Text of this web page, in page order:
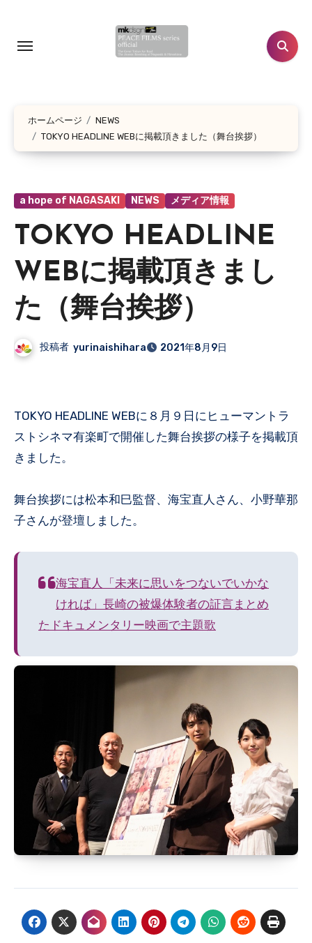
ホームページ
NEWS
TOKYO HEADLINE WEBに掲載頂きました（舞台挨拶）
a hope of NAGASAKI NEWS メディア情報
TOKYO HEADLINE
WEBに掲載頂きまし
た（舞台挨拶）
投稿者 yurinaishihara 2021年8月9日
TOKYO HEADLINE WEBに８月９日にヒューマントラ
ストシネマ有楽町で開催した舞台挨拶の様子を掲載頂
きました。
舞台挨拶には松本和巳監督、海宝直人さん、小野華那
子さんが登壇しました。
海宝直人「未来に思いをつないでいかな
ければ」長崎の被爆体験者の証言まとめ
たドキュメンタリー映画で主題歌